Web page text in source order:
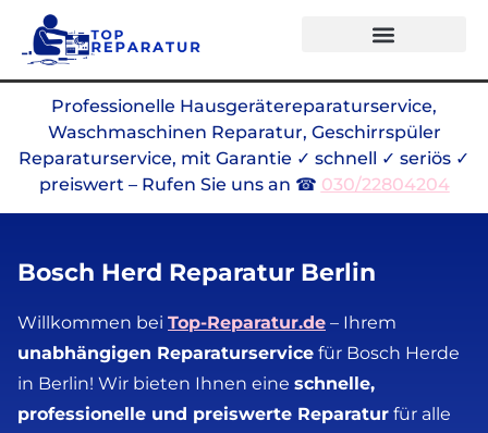
Professionelle Hausgerätereparaturservice,
Waschmaschinen Reparatur, Geschirrspüler
Reparaturservice, mit Garantie ✓ schnell ✓ seriös ✓
preiswert – Rufen Sie uns an ☎ 030/22804204
Bosch Herd Reparatur Berlin
Willkommen bei Top-Reparatur.de – Ihrem
unabhängigen Reparaturservice für Bosch Herde
in Berlin! Wir bieten Ihnen eine schnelle,
professionelle und preiswerte Reparatur für alle